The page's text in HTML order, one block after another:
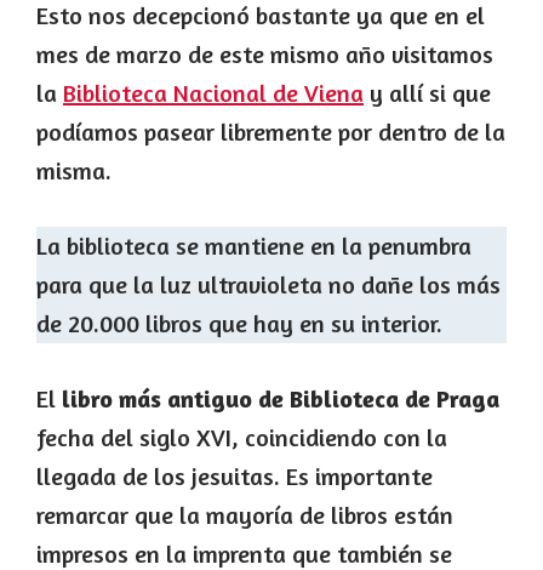
Esto nos decepcionó bastante ya que en el
mes de marzo de este mismo año visitamos
la Biblioteca Nacional de Viena y allí si que
podíamos pasear libremente por dentro de la
misma.
La biblioteca se mantiene en la penumbra
para que la luz ultravioleta no dañe los más
de 20.000 libros que hay en su interior.
El libro más antiguo de Biblioteca de Praga
fecha del siglo XVI, coincidiendo con la
llegada de los jesuitas. Es importante
remarcar que la mayoría de libros están
impresos en la imprenta que también se